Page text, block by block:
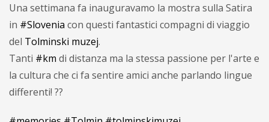
Una settimana fa inauguravamo la mostra sulla Satira
in #Slovenia con questi fantastici compagni di viaggio
del Tolminski muzej.
Tanti #km di distanza ma la stessa passione per l'arte e
la cultura che ci fa sentire amici anche parlando lingue
differenti! ??